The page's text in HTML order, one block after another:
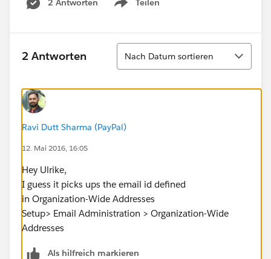
2 Antworten
Teilen
Show menu
2 Antworten
Sortieren
Nach Datum sortieren
Ravi Dutt Sharma (PayPal)
12. Mai 2016, 16:05
Hey Ulrike,
I guess it picks ups the email id defined
in Organization-Wide Addresses
Setup> Email Administration > Organization-Wide
Addresses
Als hilfreich markieren